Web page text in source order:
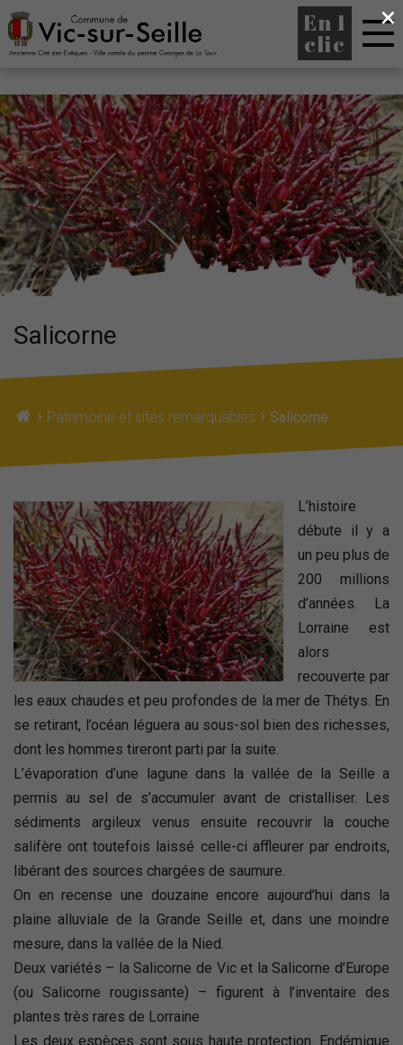
En 1
clic
Salicorne
› Patrimoine et sites remarquables › Salicorne
L’histoire
débute il y a
un peu plus de
200 millions
d’années. La
Lorraine est
alors
recouverte par
les eaux chaudes et peu profondes de la mer de Thétys. En
se retirant, l’océan léguera au sous-sol bien des richesses,
dont les hommes tireront parti par la suite.
L’évaporation d’une lagune dans la vallée de la Seille a
permis au sel de s’accumuler avant de cristalliser. Les
sédiments argileux venus ensuite recouvrir la couche
salifère ont toutefois laissé celle-ci affleurer par endroits,
libérant des sources chargées de saumure.
On en recense une douzaine encore aujourd’hui dans la
plaine alluviale de la Grande Seille et, dans une moindre
mesure, dans la vallée de la Nied.
Deux variétés – la Salicorne de Vic et la Salicorne d’Europe
(ou Salicorne rougissante) – figurent à l’inventaire des
plantes très rares de Lorraine
Les deux espèces sont sous haute protection. Endémique
×